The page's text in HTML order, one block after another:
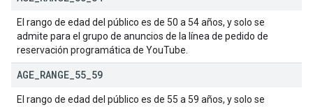
El rango de edad del público es de 50 a 54 años, y solo se
admite para el grupo de anuncios de la línea de pedido de
reservación programática de YouTube.
AGE RANGE 55 59
El rango de edad del público es de 55 a 59 años, y solo se